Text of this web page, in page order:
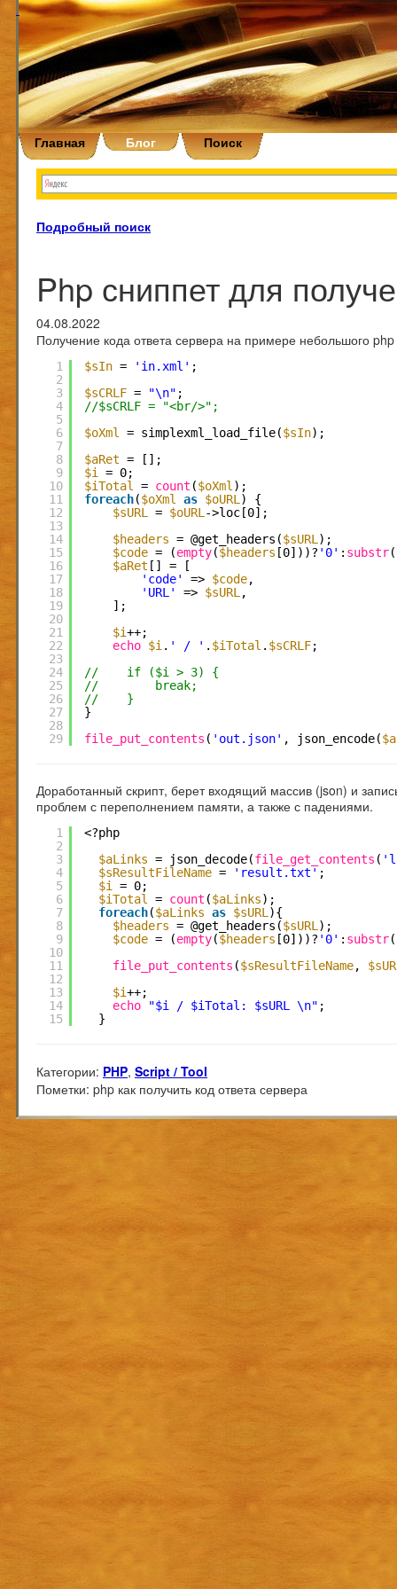
Главная Блог Поиск
Подробный поиск
Php сниппет для
04.08.2022
Получение кода ответа сервера на примере небольшого
1
2
3
4
5
6
7
8
9
10
11
12
13
14
15
16
17
18
19
20
21
22
23
24
25
26
27
28
29
$sIn = 'in.xml' ;
$sCRLF = "\n" ;
//$sCRLF = "<br/>";
$oXml
= simplexml_load_file($sIn);
$aRet = [];
$i
= 0;
$iTotal
= count ($oXml );
foreach($oXml as $oURL ) {
$sURL
= $oURL ->loc[0];
$headers = @get_headers($sURL );
$code = (empty($headers [0]))? '0' : substr(
$aRet [] = [
'code'
=> $code,
'URL'
=> $sURL ,
];
$i++;
echo $i . ' / ' . $iTotal . $sCRLF;
//    if ($i > 3) {
//        break;
//    }
}
file_put_contents ( 'out.json' , json_encode(
Доработанный скрипт, берет входящий массив (json) и
проблем с переполнением памяти, а также с падениями.
1
2
3
4
5
6
7
8
9
10
11
12
13
14
15
<?php
$aLinks = json_decode(file_get_contents (
$sResultFileName = 'result.txt' ;
$i
= 0;
$iTotal
= count ($aLinks);
foreach($aLinks as $sURL ){
$headers = @get_headers($sURL );
$code = (empty($headers [0]))? '0' : substr(
file_put_contents ($sResultFileName,
$i++;
echo
"$i / $iTotal: $sURL \n" ;
}
Категории: PHP, Script / Tool
Пометки: php как получить код ответа сервера